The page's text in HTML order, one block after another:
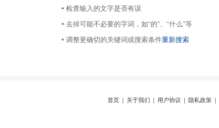
• 检查输入的文字是否有误
• 去掉可能不必要的字词，如“的”、“什么”等
• 调整更确切的关键词或搜索条件重新搜索
首页 关于我们 用户协议 隐私政策